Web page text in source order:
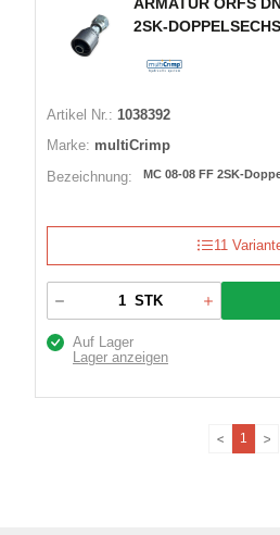
2SK-
Artikel Nr.: 1038392
Marke: multiCrimp
Bezeichnung:
MC 08-08 FF 2SK-
11
STK
Auf Lager
Lager anzeigen
1